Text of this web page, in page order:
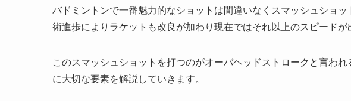
バドミントンで一番魅力的なショットは間違いなくスマッシュショ
術進歩によりラケットも改良が加わり現在ではそれ以上のスピードが
このスマッシュショットを打つのがオーバヘッドストロークと言わ
に大切な要素を解説していきます。